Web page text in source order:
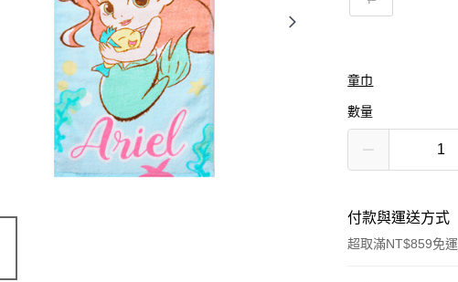
童巾
數量
付款與運送方式
超取滿NT$859免運